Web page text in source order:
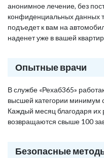
анонимное лечение, без
конфиденциальных данных
подъедет к вам на
наденет уже в вашей
Опытные врачи
В службе «Рехаб365»
высшей категории минимум
Каждый месяц благодаря их
возвращаются свыше 100
Безопасные